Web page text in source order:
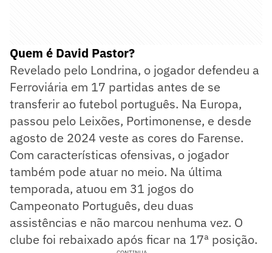
Quem é David Pastor?
Revelado pelo Londrina, o jogador defendeu a
Ferroviária em 17 partidas antes de se
transferir ao futebol português. Na Europa,
passou pelo Leixões, Portimonense, e desde
agosto de 2024 veste as cores do Farense.
Com características ofensivas, o jogador
também pode atuar no meio. Na última
temporada, atuou em 31 jogos do
Campeonato Português, deu duas
assistências e não marcou nenhuma vez. O
clube foi rebaixado após ficar na 17ª posição.